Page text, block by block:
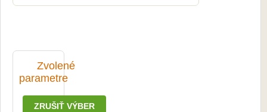
Zvolené
parametre
ZRUŠIŤ VÝBER